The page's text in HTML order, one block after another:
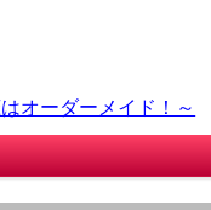
オーダーメイド！～